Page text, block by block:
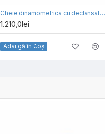
Cheie dinamometrica cu declansator UNIOR cu antrenor de 3/4 inch 264
1.210,0lei
Adaugă în Coş